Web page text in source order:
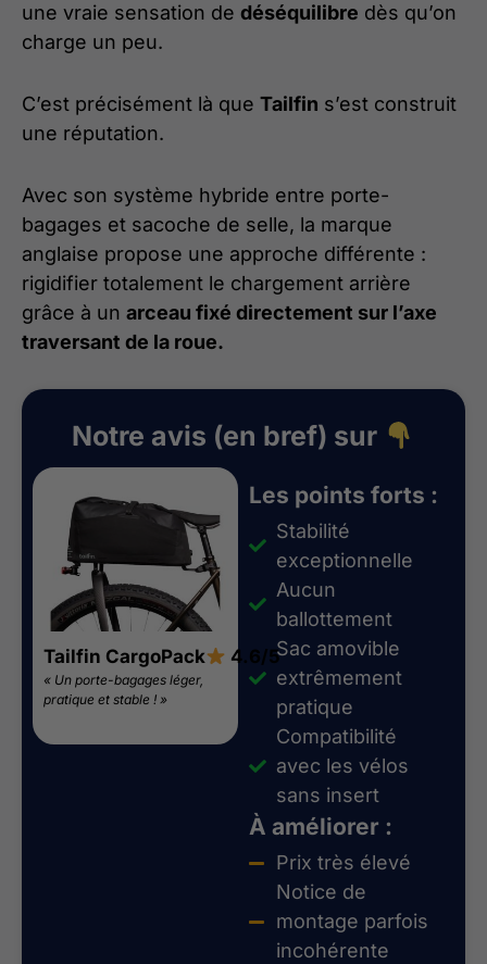
une vraie sensation de déséquilibre dès qu’on
charge un peu.
C’est précisément là que Tailfin s’est construit
une réputation.
Avec son système hybride entre porte-
bagages et sacoche de selle, la marque
anglaise propose une approche différente :
rigidifier totalement le chargement arrière
grâce à un arceau fixé directement sur l’axe
traversant de la roue.
Notre avis (en bref) sur
Tailfin CargoPack 4.6/5
« Un porte-bagages léger,
pratique et stable ! »
Les points forts :
Stabilité
exceptionnelle
Aucun
ballottement
Sac amovible
extrêmement
pratique
Compatibilité
avec les vélos
sans insert
À améliorer :
Prix très élevé
Notice de
montage parfois
incohérente